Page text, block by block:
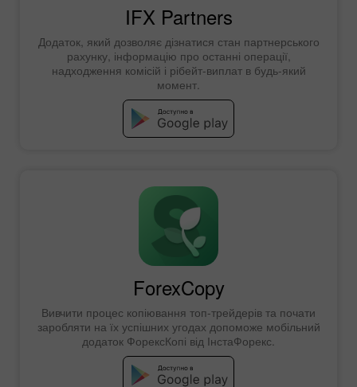
IFX Partners
Додаток, який дозволяє дізнатися стан партнерського
рахунку, інформацію про останні операції,
надходження комісій і рібейт-виплат в будь-який
момент.
ForexCopy
Вивчити процес копіювання топ-трейдерів та почати
заробляти на їх успішних угодах допоможе мобільний
додаток ФорексКопі від ІнстаФорекс.